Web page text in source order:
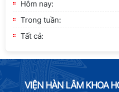
Hôm nay:
Trong tuần:
Tất cả:
VIỆN HÀN LÂM KHOA